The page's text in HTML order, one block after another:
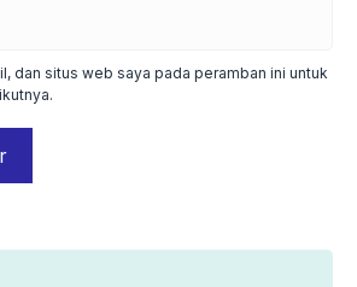
dan situs web saya pada peramban ini untuk